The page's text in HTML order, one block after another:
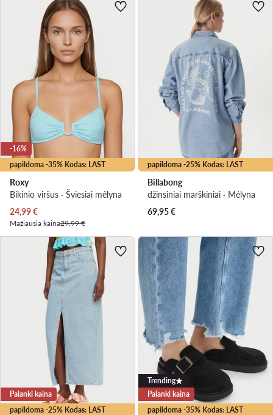
papildoma -35% Kodas: LAST
-16%
Roxy
Bikinio viršus · Šviesiai mėlyna
Dabartinė kaina
24,99€
Mažiausia kaina29,99 €
papildoma -25% Kodas: LAST
Billabong
džinsiniai marškiniai · Mėlyna
69,95€
papildoma -25% Kodas: LAST
Palanki kaina
papildoma -35% Kodas: LAST
Trending
Palanki kaina